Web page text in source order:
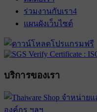
ร่วมงานกับเรา4
แผนผังเว็บไซต์
บริการของเรา